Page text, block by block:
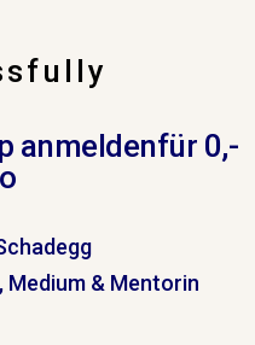
anmeldenfür 0,-
Medium & Mentorin